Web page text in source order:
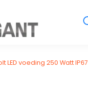
LED voeding 250 Watt